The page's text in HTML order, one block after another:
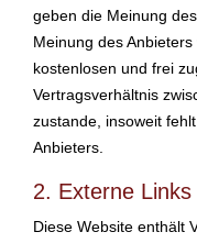
geben die Meinung
Meinung des
kostenlosen und frei
Vertragsverhältnis
zustande, insoweit
Anbieters.
2. Externe Links
Diese Website enthält